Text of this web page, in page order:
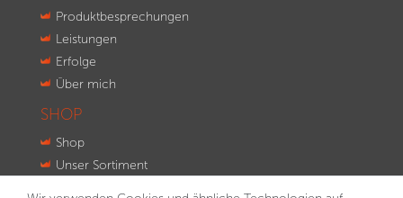
Produktbesprechungen
Leistungen
Erfolge
Über mich
SHOP
Shop
Unser Sortiment